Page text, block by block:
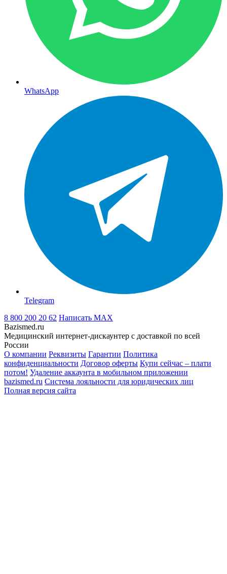
WhatsApp
Telegram
8 800 200 20 62 Написать MAX
Bazismed.ru
Медицинский интернет-дискаунтер с доставкой по всей
России
О компании Реквизиты Гарантии Политика
конфиденциальности Договор оферты Купи сейчас – плати
потом! Удаление аккаунта в мобильном приложении
bazismed.ru Система лояльности для юридических лиц
Полная версия сайта